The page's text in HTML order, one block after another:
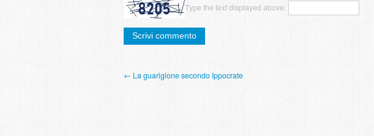
Type the text displayed above:
← La guarigione secondo Ippocrate